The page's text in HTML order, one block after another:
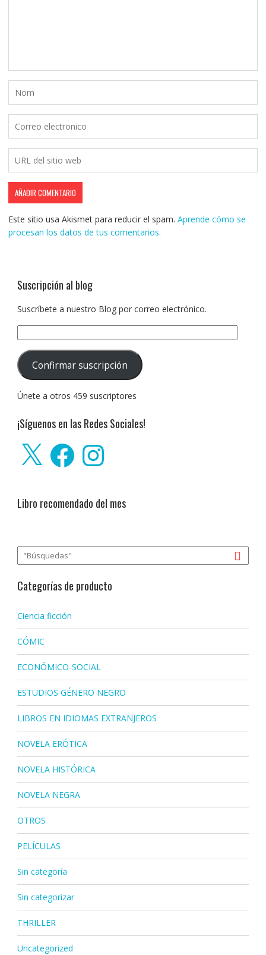
Este sitio usa Akismet para reducir el spam. Aprende cómo se
procesan los datos de tus comentarios.
Suscripción al blog
Suscríbete a nuestro Blog por correo electrónico.
correo
electrónico:
Confirmar suscripción
Únete a otros 459 suscriptores
¡Síguenos en las Redes Sociales!
FacebookInstagram
Libro recomendado del mes
Categorías de producto
Ciencia ficción
CÓMIC
ECONÓMICO-SOCIAL
ESTUDIOS GÉNERO NEGRO
LIBROS EN IDIOMAS EXTRANJEROS
NOVELA ERÓTICA
NOVELA HISTÓRICA
NOVELA NEGRA
OTROS
PELÍCULAS
Sin categoría
Sin categorizar
THRILLER
Uncategorized